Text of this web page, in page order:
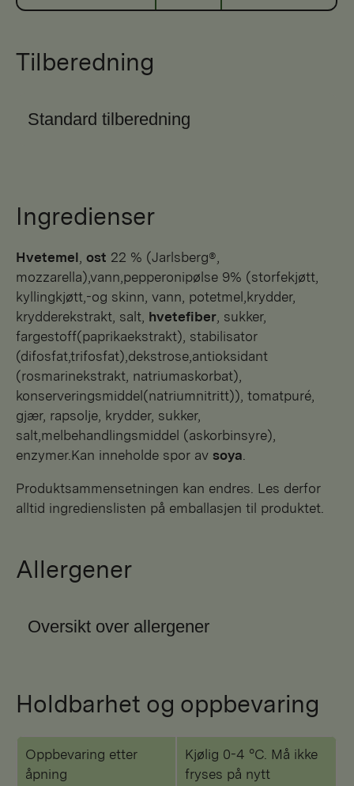
Tilberedning
Standard tilberedning
Ingredienser
hvetemel ,ost 22 % (Jarlsberg®,
mozzarella),vann,pepperonipølse 9% (storfekjøtt,
kyllingkjøtt,-og skinn, vann, potetmel,krydder,
krydderekstrakt, salt, hvetefiber , sukker,
fargestoff(paprikaekstrakt), stabilisator
(difosfat,trifosfat),dekstrose,antioksidant
(rosmarinekstrakt, natriumaskorbat),
konserveringsmiddel(natriumnitritt)), tomatpuré,
gjær, rapsolje, krydder, sukker,
salt,melbehandlingsmiddel (askorbinsyre),
enzymer.Kan inneholde spor avsoya
Produktsammensetningen kan endres. Les derfor
alltid ingredienslisten på emballasjen til produktet.
Allergener
Oversikt over allergener
Holdbarhet og oppbevaring
Oppbevaring etter
åpning
Kjølig 0-4 °C. Må ikke
fryses på nytt